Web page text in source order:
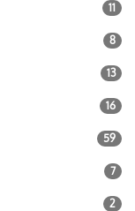
11
8
13
16
59
7
2